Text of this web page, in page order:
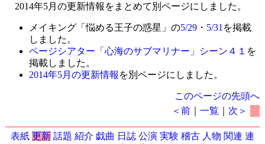
2014年5月の更新情報をまとめて別ページにしました。
メイキング「悩める王子の惑星」の5/29・ 5/31 を掲載
しました。
ページシアター「心海のサブマリナー」シーン４１ を
掲載しました。
2014年5月の更新情報 を別ページにしました。
このページの先頭へ
＜前 ｜一覧 次＞
表紙 更新 話題 紹介 戯曲 日誌 公演 実験 稽古 人物 関連 連